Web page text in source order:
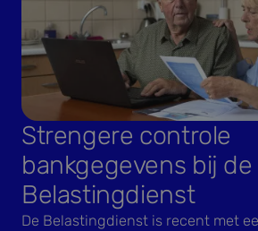
Strengere controle
bankgegevens bij de
Belastingdienst
De Belastingdienst is recent met